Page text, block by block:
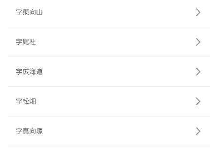
字東向山
字尾社
字広海道
字松畑
字真向塚